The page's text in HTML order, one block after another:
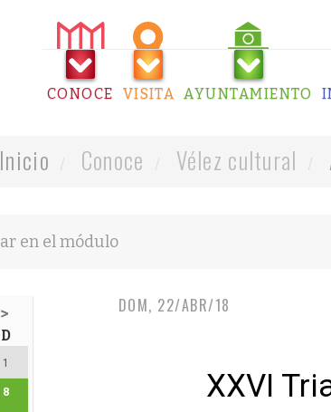
CONOCE VISITA AYUNTAMIENTO
Inicio Conoce Vélez cultural
>
D
1
8
DOM, 22/ABR/18
XXVI